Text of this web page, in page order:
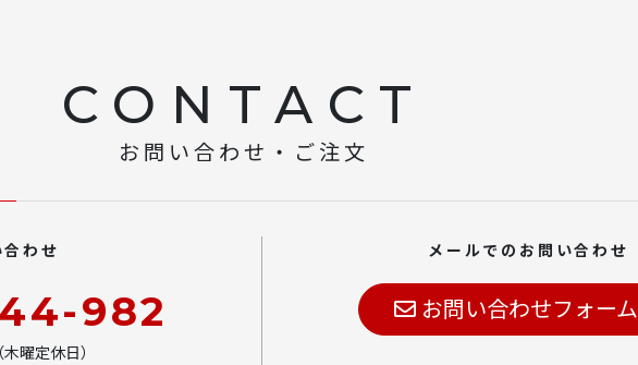
CONTACT
お問い合わせ・ご注文
わせ
982
曜定休日）
メールでのお問い合わせ
お問い合わせフォーム